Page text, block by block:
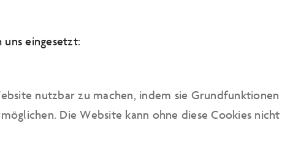
eingesetzt:
nutzbar zu machen, indem sie
Die Website kann ohne diese Cookies